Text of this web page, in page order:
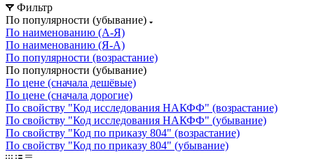
Фильтр
По популярности (убывание)
По наименованию (А-Я)
По наименованию (Я-А)
По популярности (возрастание)
По популярности (убывание)
По цене (сначала дешёвые)
По цене (сначала дорогие)
По свойству "Код исследования НАКФФ" (возрастание)
По свойству "Код исследования НАКФФ" (убывание)
По свойству "Код по приказу 804" (возрастание)
По свойству "Код по приказу 804" (убывание)